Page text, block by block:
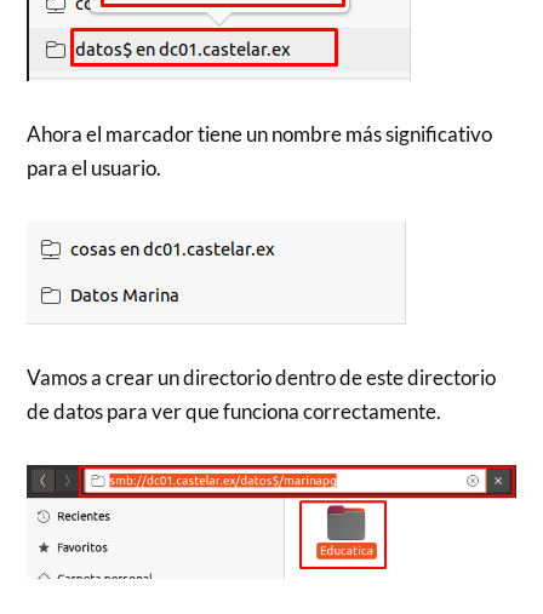
Ahora el marcador tiene un nombre más significativo
para el usuario.
Vamos a crear un directorio dentro de este directorio
de datos para ver que funciona correctamente.